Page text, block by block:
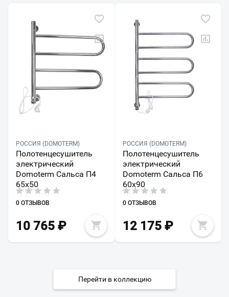
РОССИЯ (DOMOTERM)
Полотенцесушитель
электрический
Domoterm Сальса П4
65x50
0 ОТЗЫВОВ
10 765 ₽
РОССИЯ (DOMOTERM)
Полотенцесушитель
электрический
Domoterm Сальса П6
60x90
0 ОТЗЫВОВ
12 175₽
Перейти в коллекцию